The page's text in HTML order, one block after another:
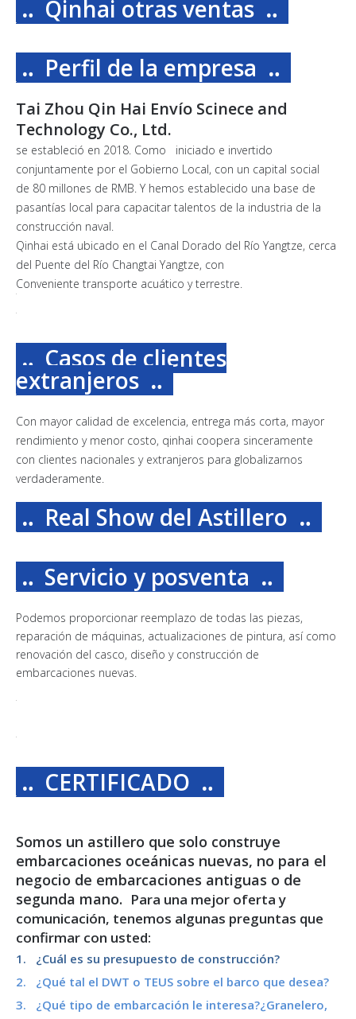
‥ Qinhai otras ventas ‥
‥ Perfil de la empresa ‥
Tai Zhou Qin Hai Envío Scinece and
Technology Co., Ltd.
se estableció en 2018. Como iniciado e invertido
conjuntamente por el Gobierno Local, con un capital social
de 80 millones de RMB. Y hemos establecido una base de
pasantías local para capacitar talentos de la industria de la
construcción naval.
Qinhai está ubicado en el Canal Dorado del Río Yangtze, cerca
del Puente del Río Changtai Yangtze, con
Conveniente transporte acuático y terrestre.
‥ Casos de clientes
extranjeros ‥
Con mayor calidad de excelencia, entrega más corta, mayor
rendimiento y menor costo, qinhai coopera sinceramente
con clientes nacionales y extranjeros para globalizarnos
verdaderamente.
‥ Real Show del Astillero ‥
‥ Servicio y posventa ‥
Podemos proporcionar reemplazo de todas las piezas,
reparación de máquinas, actualizaciones de pintura, así como
renovación del casco, diseño y construcción de
embarcaciones nuevas.
‥ CERTIFICADO ‥
Somos un astillero que solo construye
embarcaciones oceánicas nuevas, no para el
negocio de embarcaciones antiguas o de
segunda mano. Para una mejor oferta y
comunicación, tenemos algunas preguntas que
confirmar con usted:
1. ¿Cuál es su presupuesto de construcción?
2. ¿Qué tal el DWT o TEUS sobre el barco que desea?
3. ¿Qué tipo de embarcación le interesa?¿Granelero,